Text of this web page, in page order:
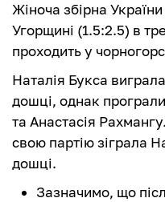
Жіноча збірна
Угорщині (1.5:2.5) в
проходить у
Наталія Букса
дошці, однак
та Анастасія
свою партію зіграла
дошці.
Зазначимо, що